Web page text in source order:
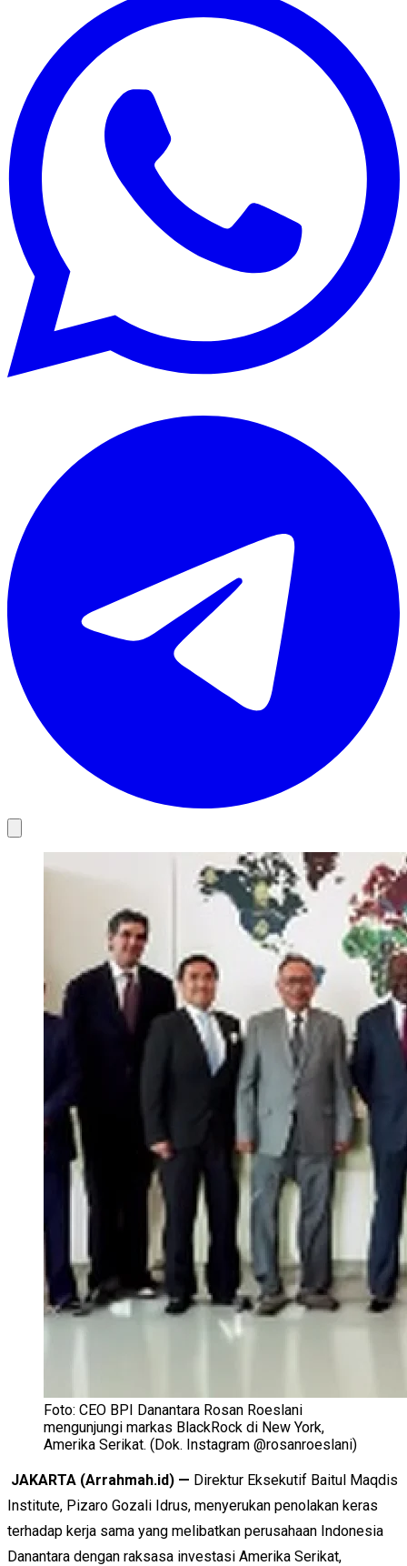
Foto: CEO BPI Danantara Rosan Roeslani
mengunjungi markas BlackRock di New York,
Amerika Serikat. (Dok. Instagram @rosanroeslani)
JAKARTA (Arrahmah.id) — Direktur Eksekutif Baitul Maqdis
Institute, Pizaro Gozali Idrus, menyerukan penolakan keras
terhadap kerja sama yang melibatkan perusahaan Indonesia
Danantara dengan raksasa investasi Amerika Serikat,